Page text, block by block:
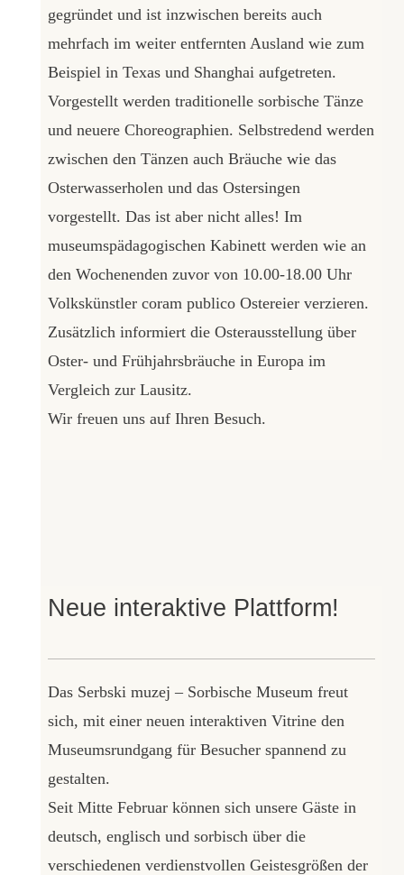
gegründet und ist inzwischen bereits auch
mehrfach im weiter entfernten Ausland wie zum
Beispiel in Texas und Shanghai aufgetreten.
Vorgestellt werden traditionelle sorbische Tänze
und neuere Choreographien. Selbstredend werden
zwischen den Tänzen auch Bräuche wie das
Osterwasserholen und das Ostersingen
vorgestellt. Das ist aber nicht alles! Im
museumspädagogischen Kabinett werden wie an
den Wochenenden zuvor von 10.00-18.00 Uhr
Volkskünstler coram publico Ostereier verzieren.
Zusätzlich informiert die Osterausstellung über
Oster- und Frühjahrsbräuche in Europa im
Vergleich zur Lausitz.
Wir freuen uns auf Ihren Besuch.
Neue interaktive Plattform!
Das Serbski muzej – Sorbische Museum freut
sich, mit einer neuen interaktiven Vitrine den
Museumsrundgang für Besucher spannend zu
gestalten.
Seit Mitte Februar können sich unsere Gäste in
deutsch, englisch und sorbisch über die
verschiedenen verdienstvollen Geistesgrößen der